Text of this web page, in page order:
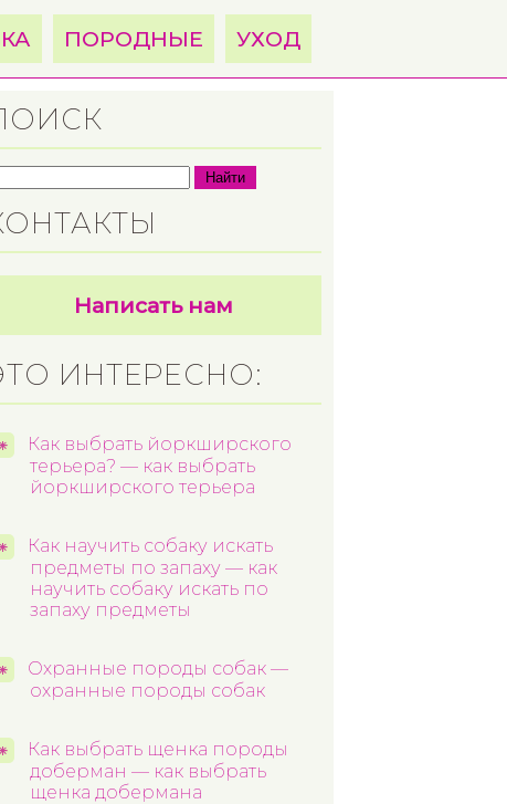
ПОРОДНЫЕ УХОД
Найти
Написать нам
ИНТЕРЕСНО:
Как выбрать йоркширского
терьера? — как выбрать
йоркширского терьера
Как научить собаку искать
предметы по запаху — как
научить собаку искать по
запаху предметы
Охранные породы собак —
охранные породы собак
Как выбрать щенка породы
доберман — как выбрать
щенка добермана